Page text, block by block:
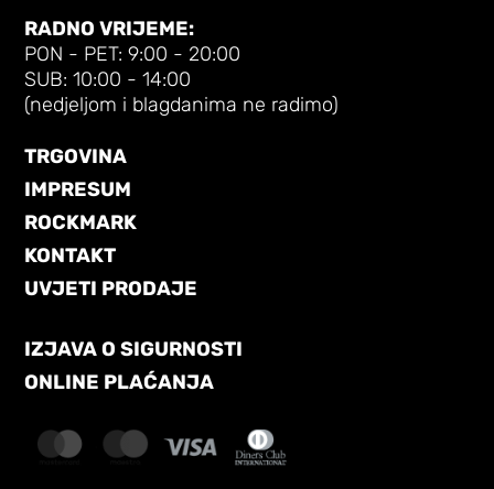
RADNO VRIJEME:
PON - PET: 9:00 - 20:00
SUB: 10:00 - 14:00
(nedjeljom i blagdanima ne radimo)
TRGOVINA
IMPRESUM
ROCKMARK
KONTAKT
UVJETI PRODAJE
IZJAVA O SIGURNOSTI
ONLINE PLAĆANJA